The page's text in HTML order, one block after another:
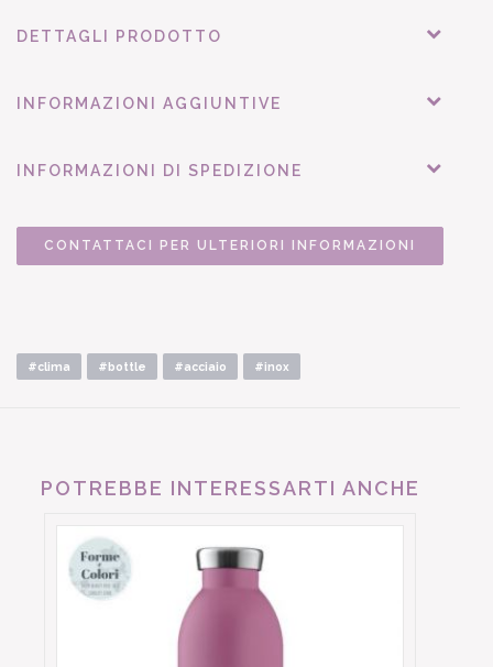
DETTAGLI PRODOTTO
INFORMAZIONI AGGIUNTIVE
INFORMAZIONI DI SPEDIZIONE
CONTATTACI PER ULTERIORI INFORMAZIONI
#clima #bottle #acciaio #inox
POTREBBE INTERESSARTI ANCHE